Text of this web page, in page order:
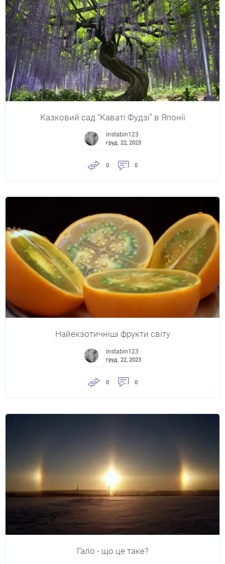
Казковий сад "Каваті Фудзі" в Японії
instabin123
груд. 22, 2023
0 0
Найекзотичніші фрукти світу
instabin123
груд. 22, 2023
0 0
Гало - що це таке?